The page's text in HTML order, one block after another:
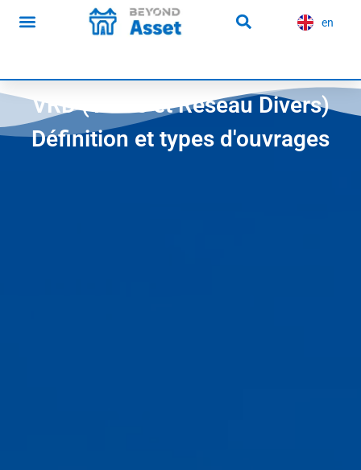
principal
en
es
VRD (Voirie et Réseau Divers)
Définition et types d'ouvrages